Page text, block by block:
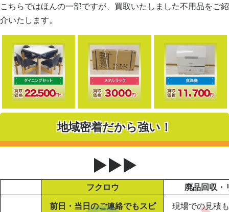
こちらではほんの一部ですが、買取いたしました不用品をご紹
介いたします。
地域密着だから強い！
▶▶▶
フクロウ 廃品回収・
前日・当日のご連絡でもスピ
現場での見積